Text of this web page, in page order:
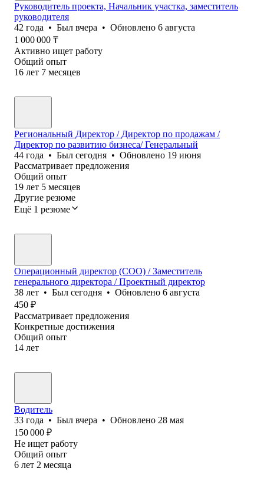
Руководитель проекта, Начальник участка, заместитель
руководителя
42 года • Был вчера • Обновлено 6 августа
1 000 000 ₸
Активно ищет работу
Общий опыт
16 лет 7 месяцев
Региональный Директор / Директор по продажам /
Директор по развитию бизнеса/ Генеральный
44 года • Был сегодня • Обновлено 19 июня
Рассматривает предложения
Общий опыт
19 лет 5 месяцев
Другие резюме
Ещё 1 резюме
Операционный директор (COO) / Заместитель
генерального директора / Проектный директор
38 лет • Был сегодня • Обновлено 6 августа
450 ₽
Рассматривает предложения
Конкретные достижения
Общий опыт
14 лет
Водитель
33 года • Был вчера • Обновлено 28 мая
150 000 ₽
Не ищет работу
Общий опыт
6 лет 2 месяца